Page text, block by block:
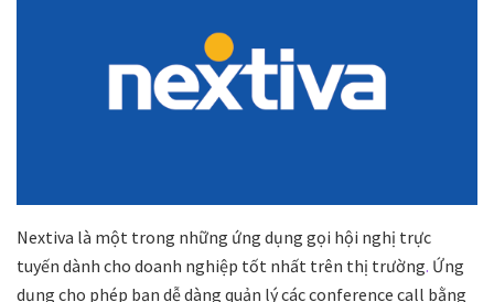
Nextiva là một trong những ứng dụng gọi hội nghị trực
tuyến dành cho doanh nghiệp tốt nhất trên thị trường. Ứng
dụng cho phép bạn dễ dàng quản lý các conference call bằng